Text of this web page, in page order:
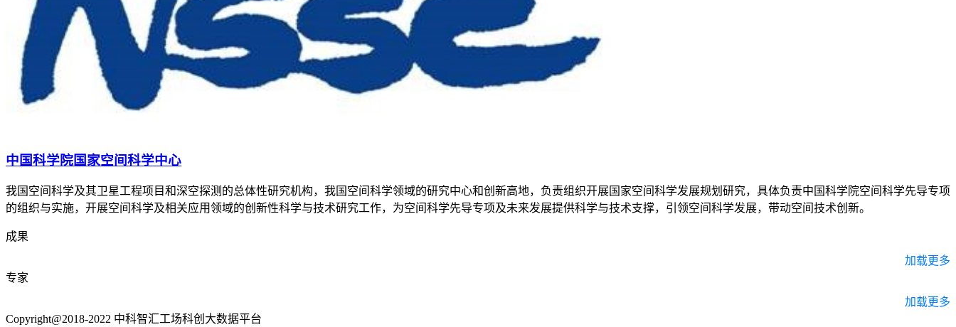
中国科学院国家空间科学中心
我国空间科学及其卫星工程项目和深空探测的总体性研究机构，我国空间科学领域的研究中心和创新高地，负责组织开展国家空间科学发展规划研究，具体负责中国科学院空间科学先导专项
的组织与实施，开展空间科学及相关应用领域的创新性科学与技术研究工作，为空间科学先导专项及未来发展提供科学与技术支撑，引领空间科学发展，带动空间技术创新。
成果
加载更多
专家
加载更多
Copyright@2018-2022 中科智汇工场科创大数据平台